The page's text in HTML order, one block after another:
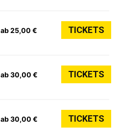
ab 25,00 € TICKETS
ab 30,00 € TICKETS
ab 30,00 € TICKETS